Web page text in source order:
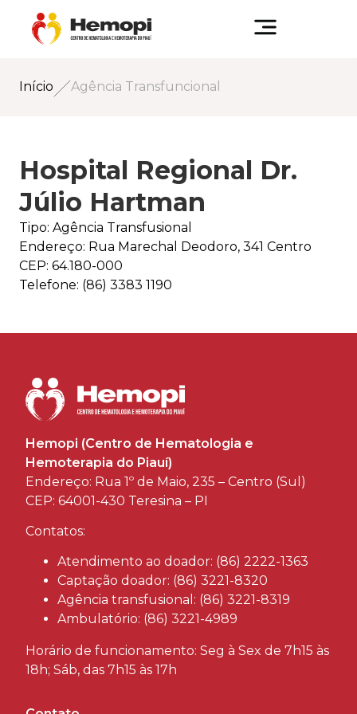
Início Agência Transfuncional
Hospital Regional Dr.
Júlio Hartman
Tipo: Agência Transfusional
Endereço: Rua Marechal Deodoro, 341 Centro
CEP: 64.180-000
Telefone: (86) 3383 1190
Hemopi (Centro de Hematologia e
Hemoterapia do Piauí)
Endereço: Rua 1º de Maio, 235 – Centro (Sul)
CEP: 64001-430 Teresina – PI
Contatos:
Atendimento ao doador: (86) 2222-1363
Captação doador: (86) 3221-8320
Agência transfusional: (86) 3221-8319
Ambulatório: (86) 3221-4989
Horário de funcionamento: Seg à Sex de 7h15 às
18h; Sáb, das 7h15 às 17h